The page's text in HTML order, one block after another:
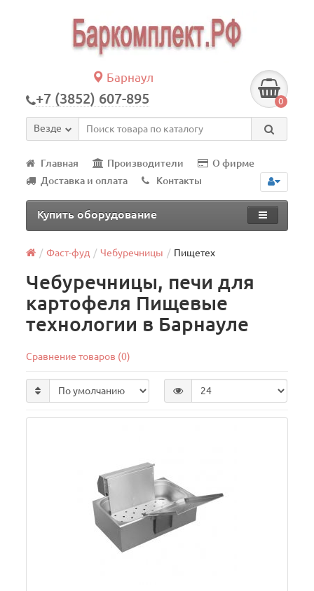
Барнаул
+7 (3852) 607-895 0
Везде
Главная Производители
О фирме
Доставка и оплата
Контакты
Купить оборудование
Фаст-фуд Чебуречницы Пищетех
Чебуречницы, печи для
картофеля Пищевые
технологии в Барнауле
Сравнение товаров (0)